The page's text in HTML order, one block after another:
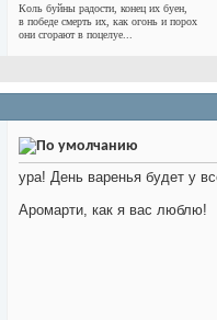
Коль буйны радости, конец их буен,
в победе смерть их, как огонь и порох
они сгорают в поцелуе...
ура! День варенья будет у
Аромарти, как я вас люблю!